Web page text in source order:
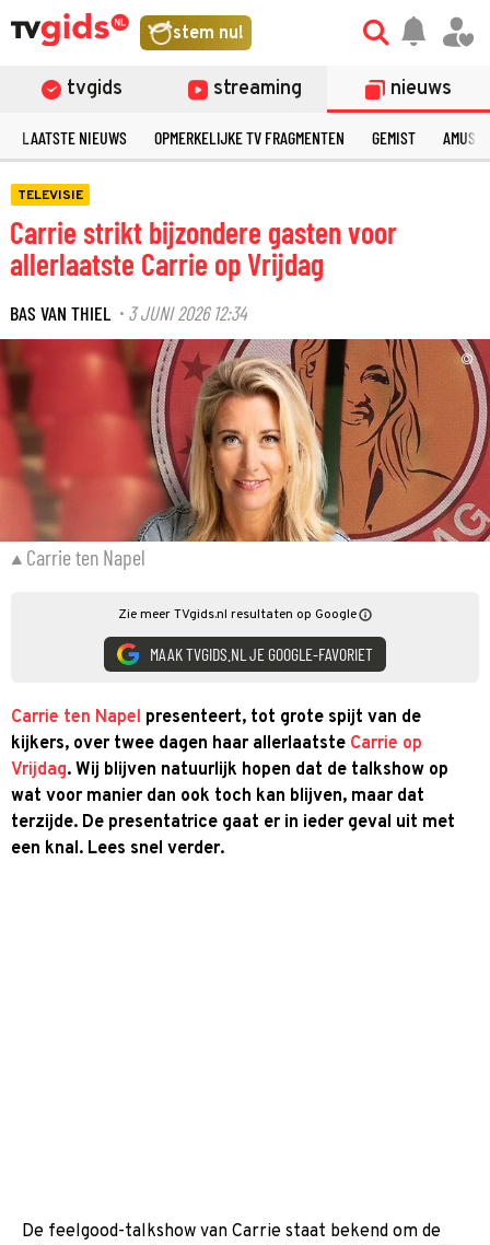
stem nu!
tvgids streaming nieuws
LAATSTE NIEUWS OPMERKELIJKE TV FRAGMENTEN GEMIST
TELEVISIE
Carrie strikt bijzondere gasten voor
allerlaatste Carrie op Vrijdag
BAS VAN THIEL· 3 JUNI 2026 12:34
©
Carrie ten Napel
Zie meer TVgids.nl resultaten op Google
MAAK TVGIDS.NL JE GOOGLE-FAVORIET
Carrie ten Napel presenteert, tot grote spijt van de
kijkers, over twee dagen haar allerlaatste Carrie op
Vrijdag. Wij blijven natuurlijk hopen dat de talkshow op
wat voor manier dan ook toch kan blijven, maar dat
terzijde. De presentatrice gaat er in ieder geval uit met
een knal. Lees snel verder.
De feelgood-talkshow van Carrie staat bekend om de